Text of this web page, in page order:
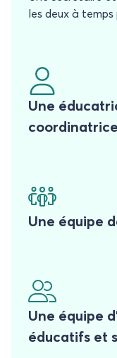
les deux à
Une
coordinatrice
Une équipe
Une équipe
éducatifs et